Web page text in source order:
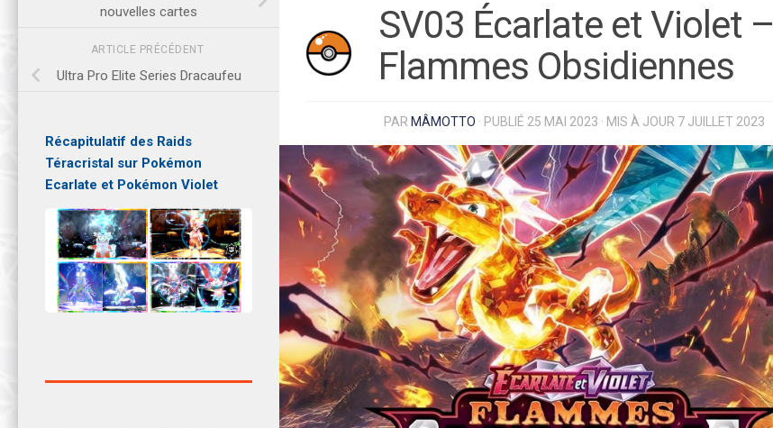
SV03 Écarlate et Violet –
Flammes Obsidiennes
PAR MÂMOTTO · PUBLIÉ 25 MAI 2023 · MIS À JOUR 7 JUILLET 2023
nouvelles cartes
ARTICLE PRÉCÉDENT
Ultra Pro Elite Series Dracaufeu
Récapitulatif des Raids
Téracristal sur Pokémon
Ecarlate et Pokémon Violet